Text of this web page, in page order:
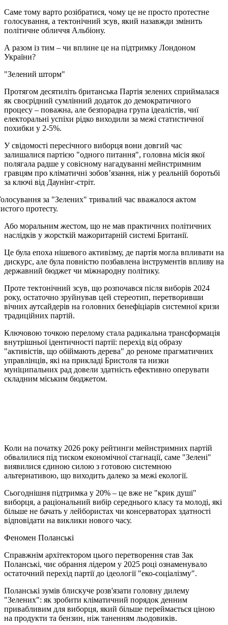
Саме тому варто розібратися, чому це не просто протестне
голосування, а тектонічний зсув, який назавжди змінить
політичне обличчя Альбіону.
А разом із тим – чи вплине це на підтримку Лондоном
України?
"Зелений шторм"
Протягом десятиліть британська Партія зелених сприймалася
як своєрідний сумлінний додаток до демократичного
процесу – поважна, але безпорадна група ідеалістів, чиї
електоральні успіхи рідко виходили за межі статистичної
похибки у 2-5%.
У свідомості пересічного виборця вони довгий час
залишалися партією "одного питання", головна місія якої
полягала радше у совісному нагадуванні мейнстримним
гравцям про кліматичні зобов’язання, ніж у реальній боротьбі
за ключі від Даунінг-стріт.
за "Зелених" тривалий час вважалося актом
протесту.
Або моральним жестом, що не мав практичних політичних
наслідків у жорсткій мажоритарній системі Британії.
Це була епоха нішевого активізму, де партія могла впливати на
дискурс, але була повністю позбавлена інструментів впливу на
державний бюджет чи міжнародну політику.
Проте тектонічний зсув, що розпочався після виборів 2024
року, остаточно зруйнував цей стереотип, перетворивши
вічних аутсайдерів на головних бенефіціарів системної кризи
традиційних партій.
Ключовою точкою перелому стала радикальна трансформація
внутрішньої ідентичності партії: перехід від образу
"активістів, що обіймають дерева" до реноме прагматичних
управлінців, які на прикладі Бристоля та низки
муніципальних рад довели здатність ефективно оперувати
складним міським бюджетом.
Коли на початку 2026 року рейтинги мейнстримних партій
обвалилися під тиском економічної стагнації, саме "Зелені"
виявилися єдиною силою з готовою системною
альтернативою, що виходить далеко за межі екології.
Сьогоднішня підтримка у 20% – це вже не "крик душі"
виборця, а раціональний вибір середнього класу та молоді, які
більше не бачать у лейбористах чи консерваторах здатності
відповідати на виклики нового часу.
Феномен Поланські
Справжнім архітектором цього перетворення став Зак
Поланські, чиє обрання лідером у 2025 році ознаменувало
остаточний перехід партії до ідеології "еко-соціалізму".
Поланські зумів блискуче розв'язати головну дилему
"Зелених": як зробити кліматичний порядок денним
привабливим для виборця, який більше переймається ціною
на продукти та бензин, ніж таненням льодовиків.